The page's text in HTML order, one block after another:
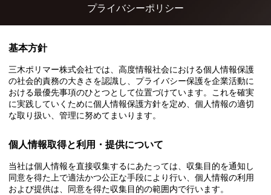
射出成形
射出成形とは
設備
Q&A
プライバシーポリシー
基本方針
三木ポリマー株式会社では、高度情報社会における個人情報保護
の社会的責務の大きさを認識し、プライバシー保護を企業活動に
おける最優先事項のひとつとして位置づけています。これを確実
に実践していくために個人情報保護方針を定め、個人情報の適切
な取り扱い、管理に努めてまいります。
個人情報取得と利用・提供について
当社は個人情報を直接収集するにあたっては、収集目的を通知し
同意を得た上で適法かつ公正な手段により行い、個人情報の利用
および提供は、同意を得た収集目的の範囲内で行います。